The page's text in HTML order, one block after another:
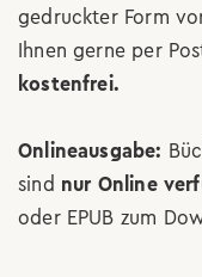
gedruckter Form
Ihnen gerne per
kostenfrei.
Onlineausgabe:
sind nur Online
oder EPUB zum